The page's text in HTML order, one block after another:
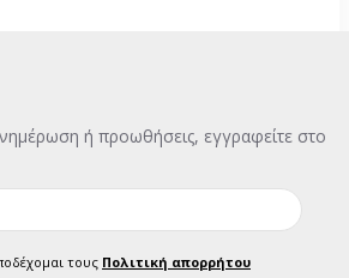
ή προωθήσεις, εγγραφείτε στο
τους Πολιτική απορρήτου